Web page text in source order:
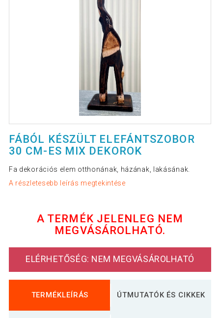
FÁBÓL KÉSZÜLT ELEFÁNTSZOBOR
30 CM-ES MIX DEKOROK
Fa dekorációs elem otthonának, házának, lakásának.
A részletesebb leírás megtekintése
A TERMÉK JELENLEG NEM
MEGVÁSÁROLHATÓ.
ELÉRHETŐSÉG: NEM MEGVÁSÁROLHATÓ
TERMÉKLEÍRÁS ÚTMUTATÓK ÉS CIKKEK